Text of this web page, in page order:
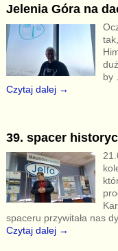
Jelenia Góra na
by
Czytaj dalej →
39. spacer
spaceru przywitała nas
Czytaj dalej →